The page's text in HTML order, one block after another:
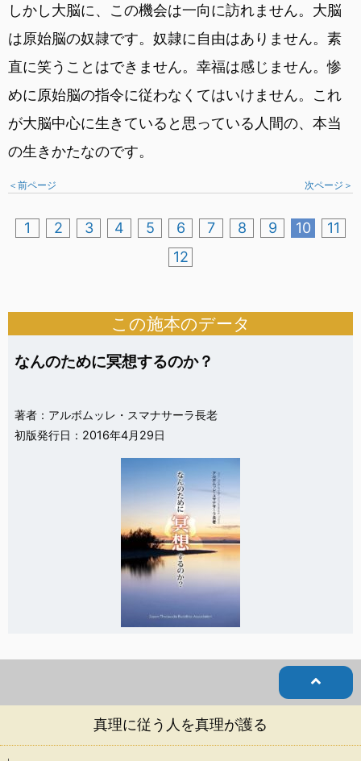
しかし大脳に、この機会は一向に訪れません。大脳
は原始脳の奴隷です。奴隷に自由はありません。素
直に笑うことはできません。幸福は感じません。惨
めに原始脳の指令に従わなくてはいけません。これ
が大脳中心に生きていると思っている人間の、本当
の生きかたなのです。
＜前ページ 次ページ＞
1 2 3 4 5 6 7 8 9 10
11
12
この施本のデータ
なんのために冥想するのか？
著者：アルボムッレ・スマナサーラ長老
初版発行日：2016年4月29日
真理に従う人を真理が護る